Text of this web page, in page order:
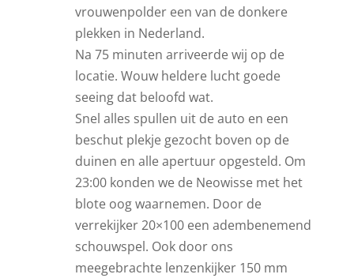
vrouwenpolder een van de donkere
plekken in Nederland.
Na 75 minuten arriveerde wij op de
locatie. Wouw heldere lucht goede
seeing dat beloofd wat.
Snel alles spullen uit de auto en een
beschut plekje gezocht boven op de
duinen en alle apertuur opgesteld. Om
23:00 konden we de Neowisse met het
blote oog waarnemen. Door de
verrekijker 20×100 een adembenemend
schouwspel. Ook door ons
meegebrachte lenzenkijker 150 mm